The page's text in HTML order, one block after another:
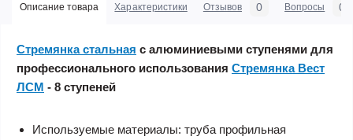
Описание товара Характеристики Отзывов 0 Вопросы 0
Стремянка стальная с алюминиевыми ступенями для
профессионального использования Стремянка Вест
ЛСМ - 8 ступеней
Используемые материалы: труба профильная